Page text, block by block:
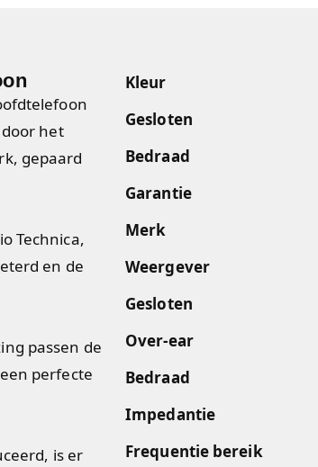
het
gepaard
Technica,
en de
passen de
perfecte
is er
Kleur
Gesloten
Bedraad
Garantie
Merk
Weergever
Gesloten
Over-ear
Bedraad
Impedantie
Frequentie bereik